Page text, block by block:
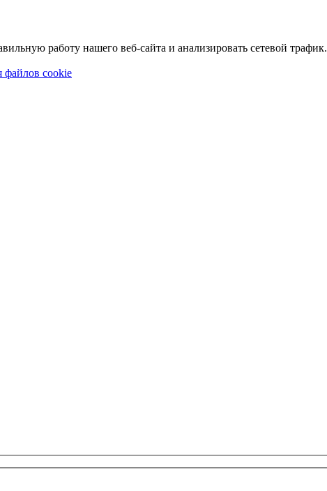
работу нашего веб-сайта и анализировать сетевой трафик.
файлов cookie